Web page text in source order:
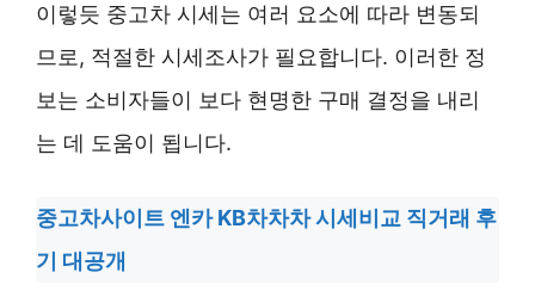
이렇듯 중고차 시세는 여러 요소에 따라 변동되
므로, 적절한 시세조사가 필요합니다. 이러한 정
보는 소비자들이 보다 현명한 구매 결정을 내리
는 데 도움이 됩니다.
중고차사이트 엔카 KB차차차 시세비교 직거래 후
기 대공개